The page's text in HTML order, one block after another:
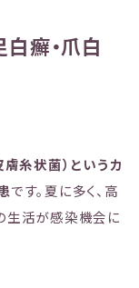
癬・爪白
膚糸状菌）というカ
です。夏に多く、高
生活が感染機会に